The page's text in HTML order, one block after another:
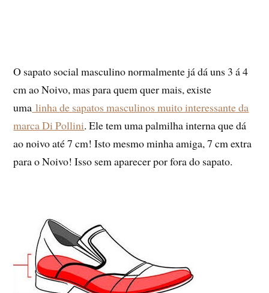
O sapato social masculino normalmente já dá uns 3 á 4
cm ao Noivo, mas para quem quer mais, existe
uma linha de sapatos masculinos muito interessante da
marca Di Pollini. Ele tem uma palmilha interna que dá
ao noivo até 7 cm! Isto mesmo minha amiga, 7 cm extra
para o Noivo! Isso sem aparecer por fora do sapato.